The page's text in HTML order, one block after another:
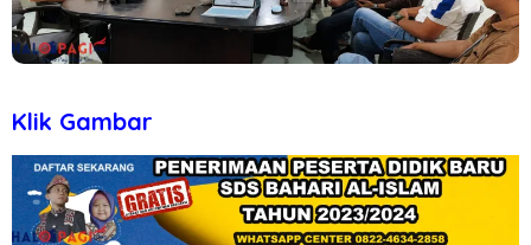
Klik Gambar